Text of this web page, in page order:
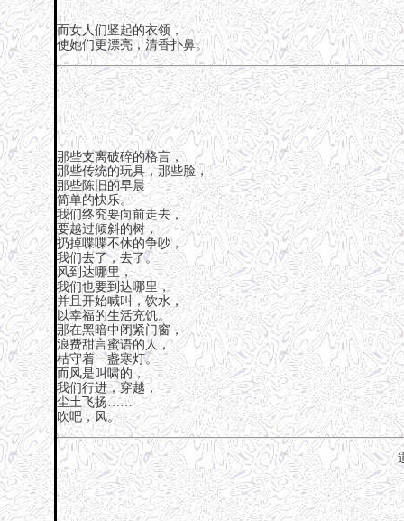
而女人们竖起的衣领，
使她们更漂亮，清香扑鼻。
那些支离破碎的格言，
那些传统的玩具，那些脸，
那些陈旧的早晨
简单的快乐。
我们终究要向前走去，
要越过倾斜的树，
扔掉喋喋不休的争吵，
我们去了，去了。
风到达哪里，
我们也要到达哪里，
并且开始喊叫，饮水，
以幸福的生活充饥。
那在黑暗中闭紧门窗，
浪费甜言蜜语的人，
枯守着一盏寒灯。
而风是叫啸的，
我们行进，穿越，
尘土飞扬……
吹吧，风。